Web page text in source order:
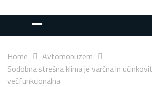
Home
Avtomobilizem
Sodobna strešna klima je varčna in
večfunkcionalna